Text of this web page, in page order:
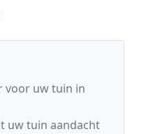
voor uw tuin in
uw tuin aandacht